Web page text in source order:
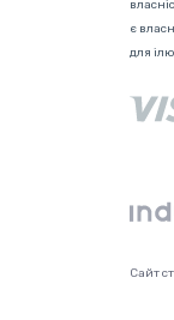
є
для
Сайт